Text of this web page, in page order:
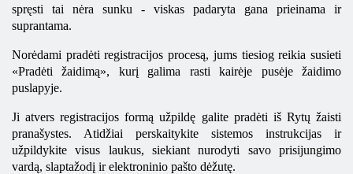
spręsti tai nėra sunku - viskas padaryta gana prieinama ir
suprantama.
Norėdami pradėti registracijos procesą, jums tiesiog reikia susieti
«Pradėti žaidimą», kurį galima rasti kairėje pusėje žaidimo
puslapyje.
Ji atvers registracijos formą užpildę galite pradėti iš Rytų žaisti
pranašystes. Atidžiai perskaitykite sistemos instrukcijas ir
užpildykite visus laukus, siekiant nurodyti savo prisijungimo
vardą, slaptažodį ir elektroninio pašto dėžutę.